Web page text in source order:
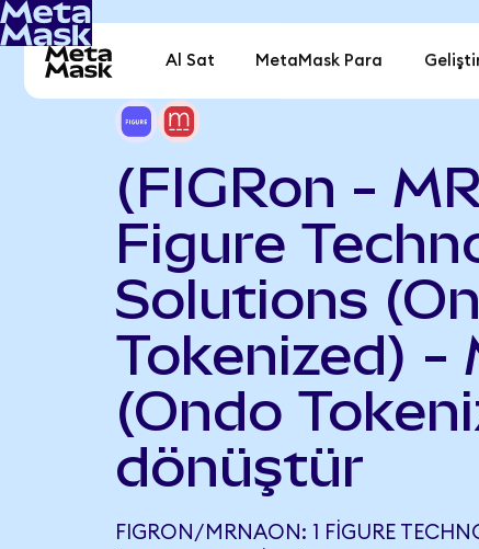
Al Sat MetaMask Para
(FIGRon -
Figure
Solutions
Tokenized) -
(Ondo
dönüştür
FIGRON/MRNAON: 1 FIGURE